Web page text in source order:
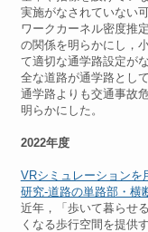
実施がなされていない
ワークカーネル密度推
の関係を明らかにし，
て適切な通学路設定が
全な道路が通学路とし
通学路よりも交通事故
明らかにした。
2022年度
VRシミュレーションを
研究-道路の単路部・横
近年，「歩いて暮らせ
くなる歩行空間を提供